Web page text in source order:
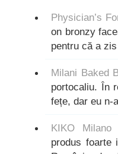
Physician’s
on bronzy
pentru că a
Milani Baked
portocaliu. În
fețe, dar eu n-
KIKO Milano
produs foarte